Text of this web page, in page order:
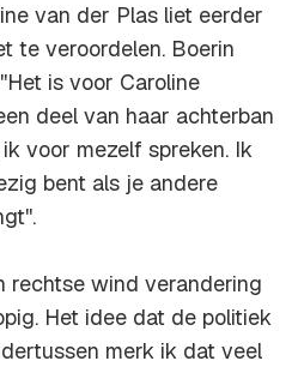
van der Plas liet eerder
te veroordelen. Boerin
is voor Caroline
deel van haar achterban
voor mezelf spreken. Ik
bent als je andere
rechtse wind verandering
Het idee dat de politiek
merk ik dat veel